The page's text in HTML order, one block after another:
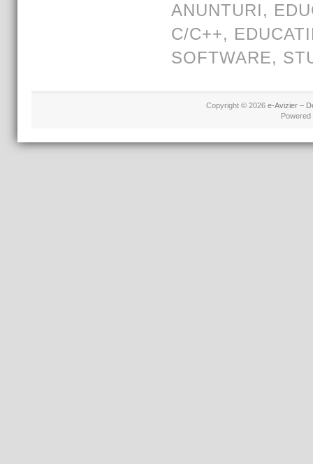
ANUNTURI,
C/C++,
SOFTWARE,
Copyright © 2026 e-Avizier –